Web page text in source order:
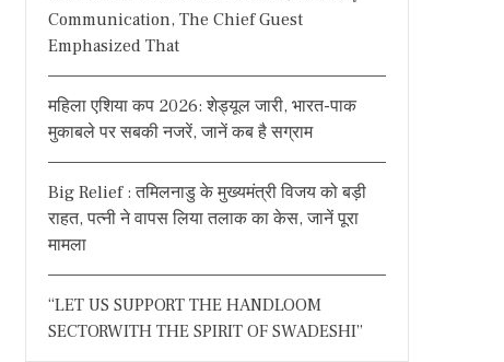
Communication, The Chief Guest
Emphasized That
महिला एशिया कप 2026: शेड्यूल जारी, भारत-पाक
मुकाबले पर सबकी नजरें, जानें कब है सग्राम
Big Relief : तमिलनाडु के मुख्यमंत्री विजय को बड़ी
राहत, पत्नी ने वापस लिया तलाक का केस, जानें पूरा
मामला
“LET US SUPPORT THE HANDLOOM
SECTORWITH THE SPIRIT OF SWADESHI”